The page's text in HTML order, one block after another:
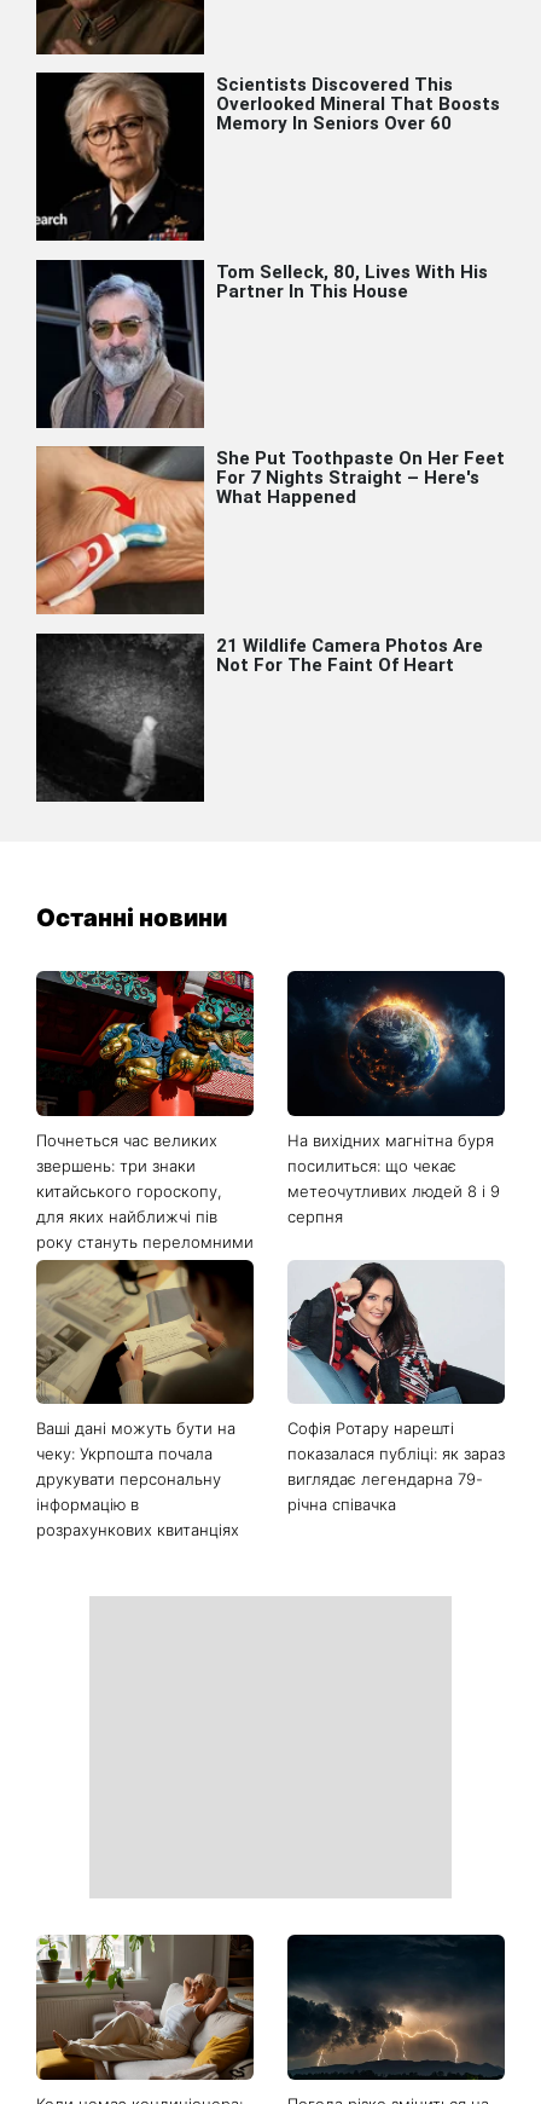
Останні новини
Почнеться час великих
звершень: три знаки
китайського гороскопу,
для яких найближчі пів
року стануть переломними
На вихідних магнітна буря
посилиться: що чекає
метеочутливих людей 8 і 9
серпня
Ваші дані можуть бути на
чеку: Укрпошта почала
друкувати персональну
інформацію в
розрахункових квитанціях
Софія Ротару нарешті
показалася публіці: як зараз
виглядає легендарна 79-
річна співачка